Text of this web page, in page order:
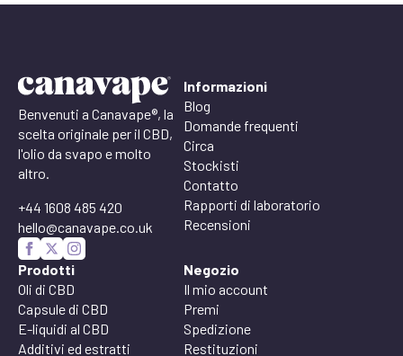
Benvenuti a Canavape®, la
scelta originale per il CBD,
l'olio da svapo e molto
altro.
+44 1608 485 420
hello@canavape.co.uk
Informazioni
Blog
Domande frequenti
Circa
Stockisti
Contatto
Rapporti di laboratorio
Recensioni
Prodotti
Oli di CBD
Capsule di CBD
E-liquidi al CBD
Additivi ed estratti
Negozio
Il mio account
Premi
Spedizione
Restituzioni